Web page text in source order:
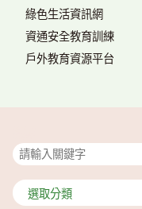
綠色生活資訊網
資通安全教育訓練
戶外教育資源平台
分